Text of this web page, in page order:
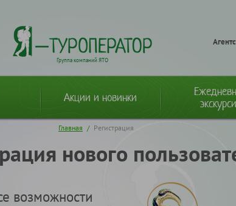
Группа компаний ЯТО
Акции и новинки
Главная / Регистрация
нового
возможности